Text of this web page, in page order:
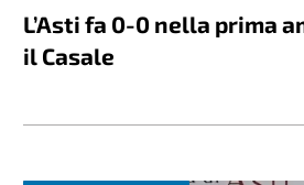
L’Asti fa 0-0 nella prima
il Casale